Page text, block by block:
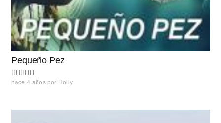
Pequeño Pez
hace 4 años por Holly